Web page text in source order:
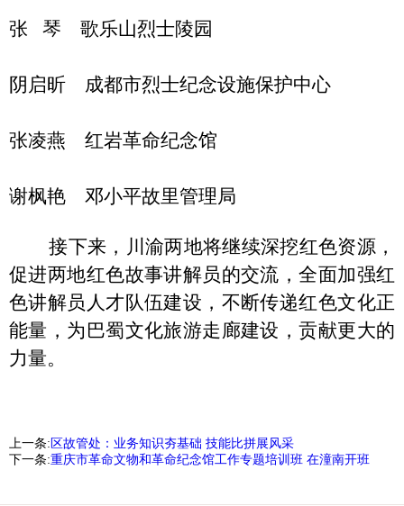
张 琴 歌乐山烈士陵园
阴启昕 成都市烈士纪念设施保护中心
张凌燕 红岩革命纪念馆
谢枫艳 邓小平故里管理局
接下来，川渝两地将继续深挖红色资源，
促进两地红色故事讲解员的交流，全面加强红
色讲解员人才队伍建设，不断传递红色文化正
能量，为巴蜀文化旅游走廊建设，贡献更大的
力量。
上一条: 区故管处：业务知识夯基础 技能比拼展风采
下一条:重庆市革命文物和革命纪念馆工作专题培训班 在潼南开班